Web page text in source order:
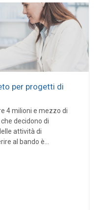
per progetti di
4 milioni e mezzo di
decidono di
attività di
al bando è...